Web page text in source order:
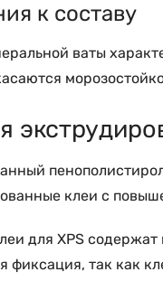
к составу
ваты
клеи с
для XPS
фиксация, так как